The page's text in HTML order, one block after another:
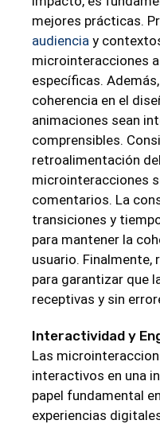
mejores prácticas.
audiencia y
microinteracciones
específicas.
coherencia en el
animaciones sean
comprensibles.
retroalimentación
microinteracciones
comentarios. La
transiciones y
para mantener la
usuario. Finalmente,
para garantizar que
receptivas y sin
Interactividad y
Las
interactivos en una
papel fundamental
experiencias